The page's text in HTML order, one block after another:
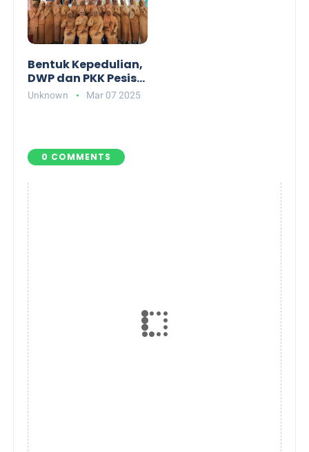
Bentuk Kepedulian,
DWP dan PKK Pesisir
Barat Kunjungi dan
Unknown Mar 07 2025
0 COMMENTS